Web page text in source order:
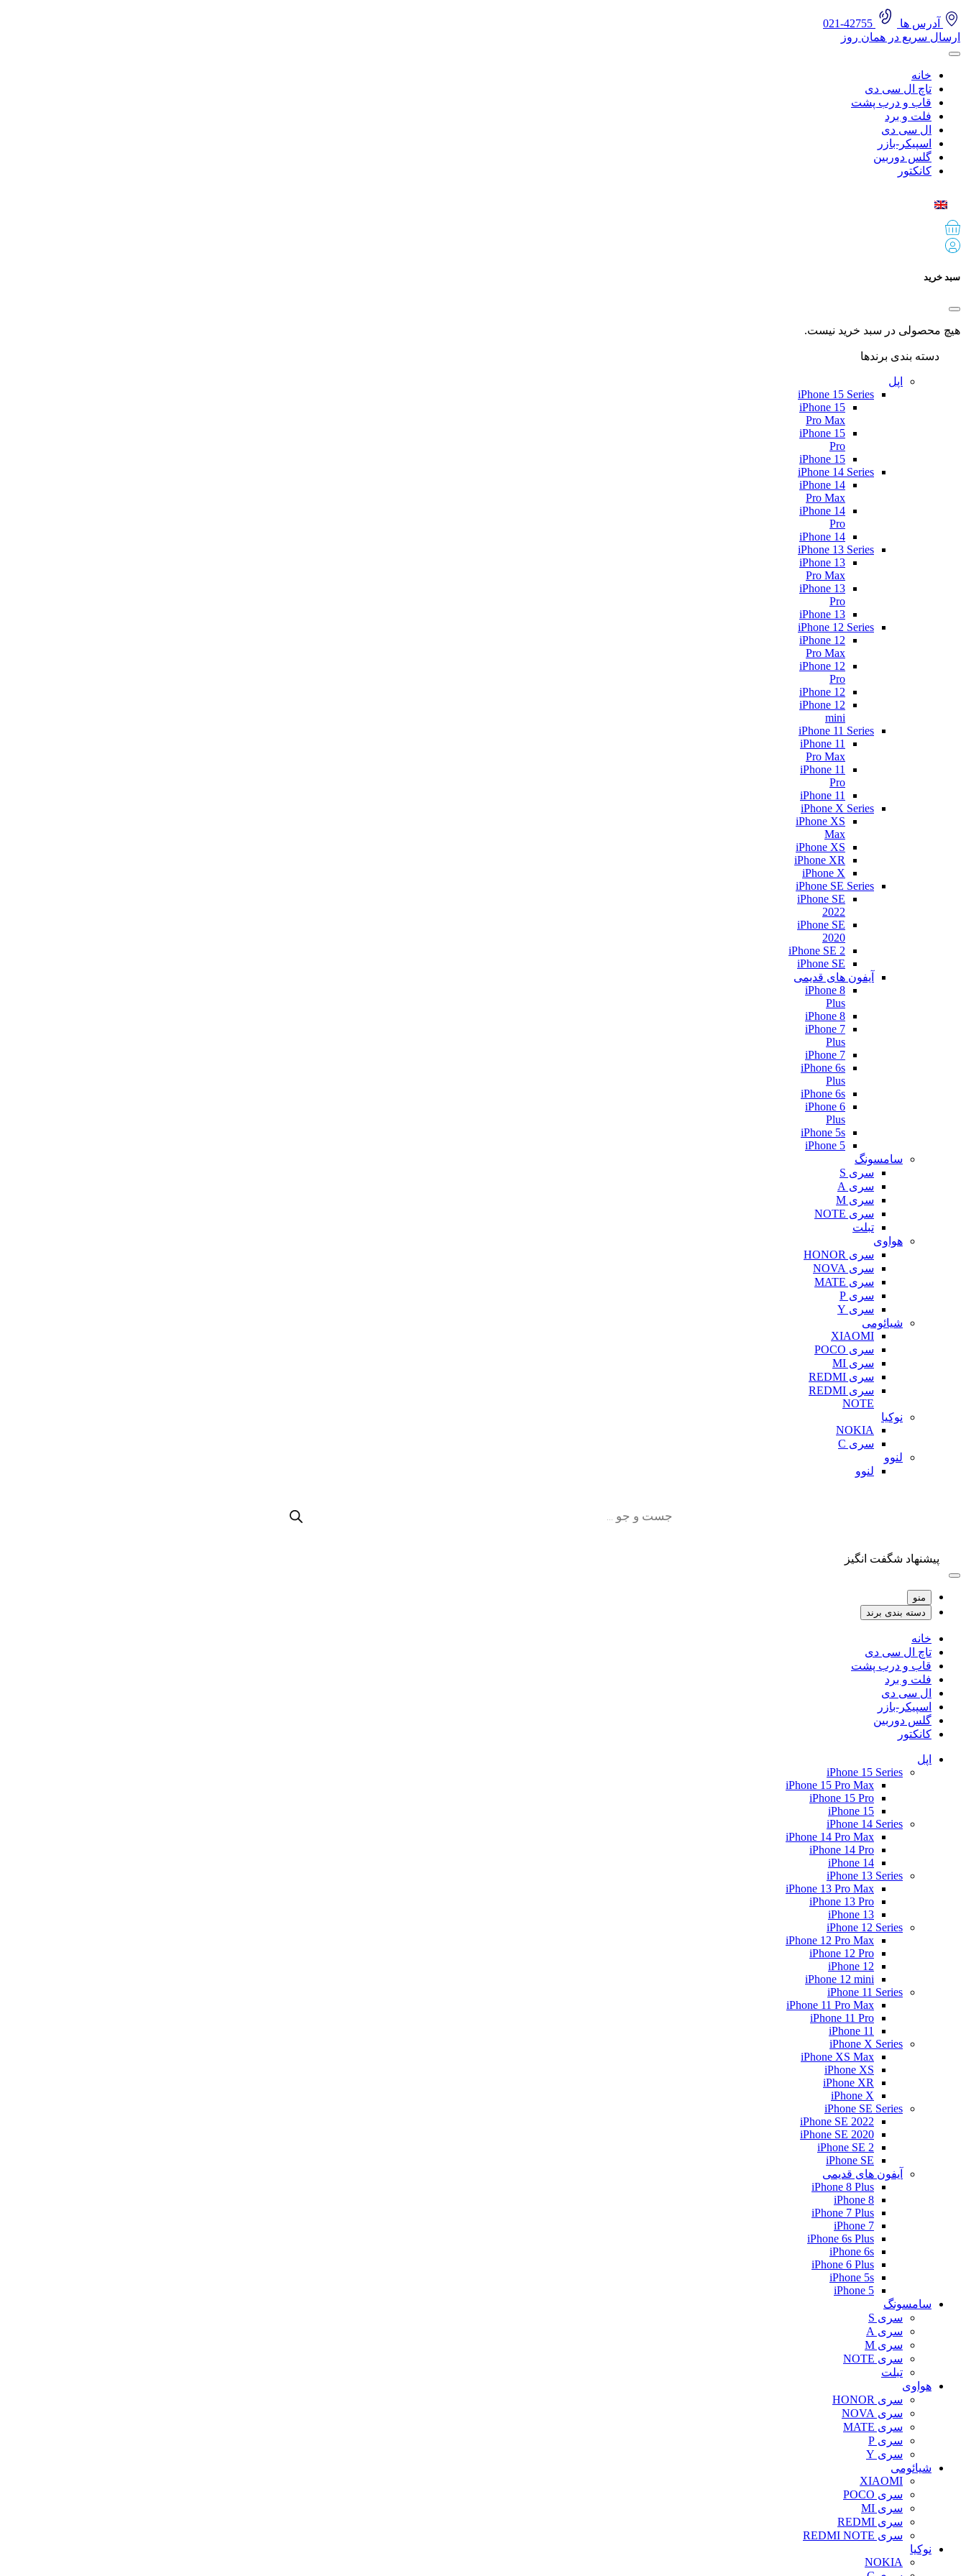
آدرس ها
ارسال سریع در همان روز
خانه
تاچ ال سی دی
قاب و درب پشت
فلت و برد
ال سی دی
اسپیکر-بازر
گلس دوربین
کانکتور
سبد خرید
هیچ محصولی در سبد خرید نیست.
دسته بندی برندها
اپل
iPhone 15 Series
iPhone 15
Pro Max
iPhone 15
Pro
iPhone 15
iPhone 14 Series
iPhone 14
Pro Max
iPhone 14
Pro
iPhone 14
iPhone 13 Series
iPhone 13
Pro Max
iPhone 13
Pro
iPhone 13
iPhone 12 Series
iPhone 12
Pro Max
iPhone 12
Pro
iPhone 12
iPhone 12
mini
iPhone 11 Series
iPhone 11
Pro Max
iPhone 11
Pro
iPhone 11
iPhone X Series
iPhone XS
Max
iPhone XS
iPhone XR
iPhone X
iPhone SE Series
iPhone SE
2022
iPhone SE
2020
iPhone SE 2
iPhone SE
آیفون های قدیمی
iPhone 8
Plus
iPhone 8
iPhone 7
Plus
iPhone 7
iPhone 6s
Plus
iPhone 6s
iPhone 6
Plus
iPhone 5s
iPhone 5
سامسونگ
سری S
سری A
سری M
سری NOTE
تبلت
هواوی
سری HONOR
سری NOVA
سری MATE
سری P
سری Y
شیائومی
XIAOMI
سری POCO
سری MI
سری REDMI
سری REDMI
NOTE
نوکیا
NOKIA
سری C
لنوو
لنوو
search
پیشنهاد شگفت انگیز
منو
دسته بندی برند
خانه
تاچ ال سی دی
قاب و درب پشت
فلت و برد
ال سی دی
اسپیکر-بازر
گلس دوربین
کانکتور
اپل
iPhone 15 Series
iPhone 15 Pro Max
iPhone 15 Pro
iPhone 15
iPhone 14 Series
iPhone 14 Pro Max
iPhone 14 Pro
iPhone 14
iPhone 13 Series
iPhone 13 Pro Max
iPhone 13 Pro
iPhone 13
iPhone 12 Series
iPhone 12 Pro Max
iPhone 12 Pro
iPhone 12
iPhone 12 mini
iPhone 11 Series
iPhone 11 Pro Max
iPhone 11 Pro
iPhone 11
iPhone X Series
iPhone XS Max
iPhone XS
iPhone XR
iPhone X
iPhone SE Series
iPhone SE 2022
iPhone SE 2020
iPhone SE 2
iPhone SE
آیفون های قدیمی
iPhone 8 Plus
iPhone 8
iPhone 7 Plus
iPhone 7
iPhone 6s Plus
iPhone 6s
iPhone 6 Plus
iPhone 5s
iPhone 5
سامسونگ
سری S
سری A
سری M
سری NOTE
تبلت
هواوی
سری HONOR
سری NOVA
سری MATE
سری P
سری Y
شیائومی
XIAOMI
سری POCO
سری MI
سری REDMI
سری REDMI NOTE
نوکیا
NOKIA